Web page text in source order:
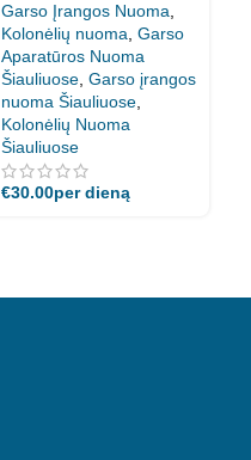
Garso Įrangos Nuoma
Kolonėlių nuoma Garso
Aparatūros Nuoma
Šiauliuose Garso įrangos
nuoma Šiauliuose
Kolonėlių Nuoma
Šiauliuose
€30.00per dieną